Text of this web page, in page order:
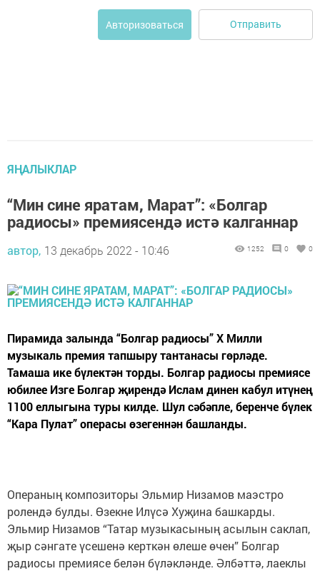
Авторизоваться Отправить
ЯҢАЛЫКЛАР
“Мин сине яратам, Марат”: «Болгар
радиосы» премиясендә истә калганнар
автор, 13 декабрь 2022 - 10:46 1252 0 0
Пирамида залында “Болгар радиосы” X Милли
музыкаль премия тапшыру тантанасы гөрләде.
Тамаша ике бүлектән торды. Болгар радиосы премиясе
юбилее Изге Болгар җирендә Ислам динен кабул итүнең
1100 еллыгына туры килде. Шул сәбәпле, беренче бүлек
“Кара Пулат” операсы өзегеннән башланды.
Операның композиторы Эльмир Низамов маэстро
ролендә булды. Өзекне Илүсә Хуҗина башкарды.
Эльмир Низамов “Татар музыкасының асылын саклап,
җыр сәнгате үсешенә керткән өлеше өчен” Болгар
радиосы премиясе белән бүләкләнде. Әлбәттә, лаеклы